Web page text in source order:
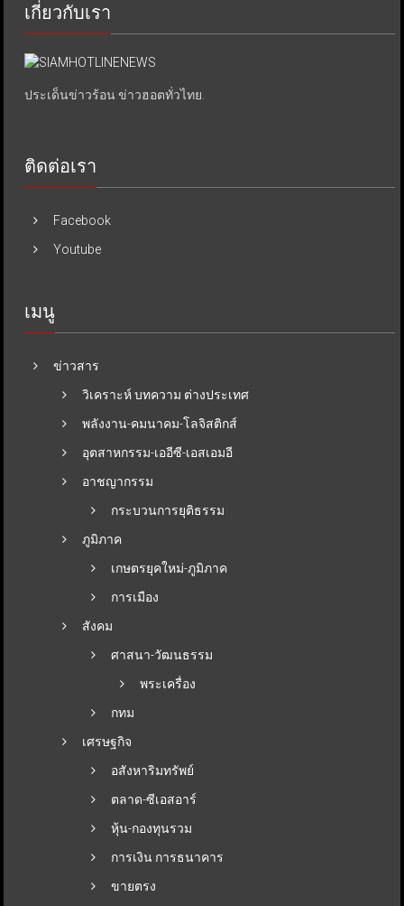
เกี่ยวกับเรา
ประเด็นข่าวร้อน ข่าวฮอตทั่วไทย.
ติดต่อเรา
Facebook
Youtube
เมนู
ข่าวสาร
วิเคราะห์ บทความ ต่างประเทศ
พลังงาน-คมนาคม-โลจิสติกส์
อุตสาหกรรม-เออีซี-เอสเอมอี
อาชญากรรม
กระบวนการยุติธรรม
ภูมิภาค
เกษตรยุคใหม่-ภูมิภาค
การเมือง
สังคม
ศาสนา-วัฒนธรรม
พระเครื่อง
กทม
เศรษฐกิจ
อสังหาริมทรัพย์
ตลาด-ซีเอสอาร์
หุ้น-กองทุนรวม
การเงิน การธนาคาร
ขายตรง